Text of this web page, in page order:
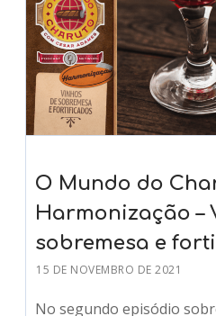
O Mundo do
Harmonização –
sobremesa e
15 DE NOVEMBRO DE 2021
No segundo episódio